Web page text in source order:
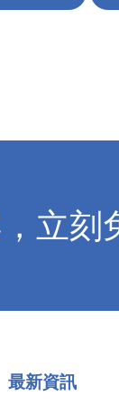
立刻
最新資訊